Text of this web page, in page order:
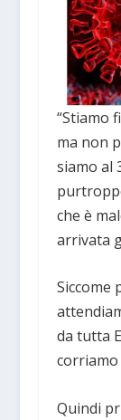
“Stiamo
ma non
siamo al
che è
arrivata
Siccome
da tutta
corriamo
Quindi